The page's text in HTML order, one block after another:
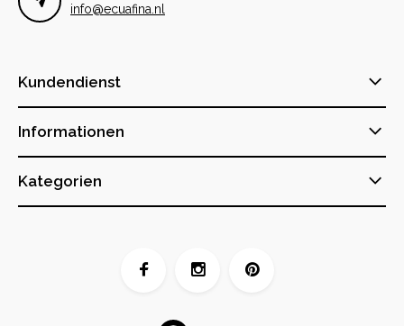
info@ecuafina.nl
Kundendienst
Informationen
Kategorien